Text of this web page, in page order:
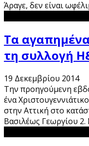
Άραγε, δεν είναι
Τα
τη συλλογή
19 Δεκεμβρίου 2014
Την προηγούμενη
ένα
στην Αττική στο
Βασιλέως Γεωργίου